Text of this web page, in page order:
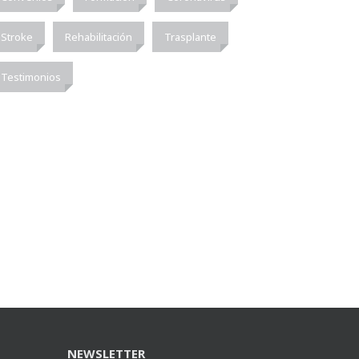
Stroke Rehabilitación Trasplante
Testimonios
NEWSLETTER